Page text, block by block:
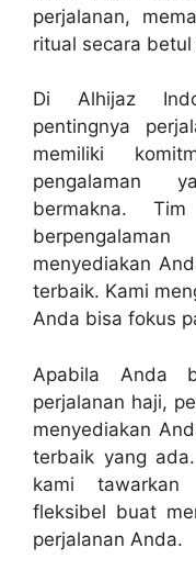
perjalanan,
ritual secara
Di Alhijaz
pentingnya
memiliki
pengalaman
bermakna.
menyediakan
terbaik. Kami
Anda bisa fokus
Apabila Anda
perjalanan haji,
menyediakan
terbaik yang
kami tawarkan
fleksibel buat
perjalanan Anda.